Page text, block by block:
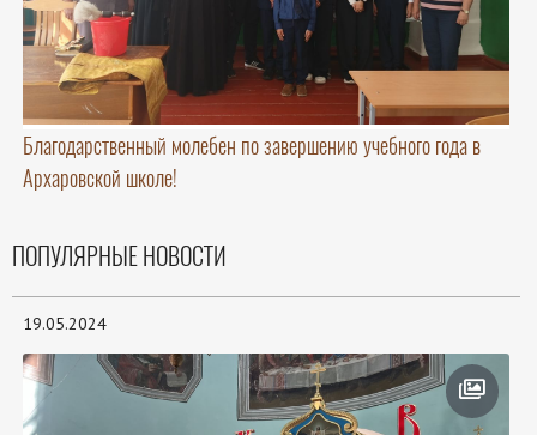
Благодарственный молебен по завершению учебного года в
Архаровской школе!
ПОПУЛЯРНЫЕ НОВОСТИ
19.05.2024